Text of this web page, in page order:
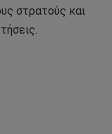
στρατούς και